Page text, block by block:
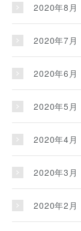
2020年8月
2020年7月
2020年6月
2020年5月
2020年4月
2020年3月
2020年2月